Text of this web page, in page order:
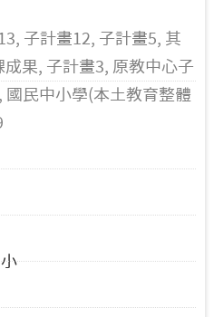
子計畫12, 子計畫5, 其
果, 子計畫3, 原教中心子
國民中小學(本土教育整體